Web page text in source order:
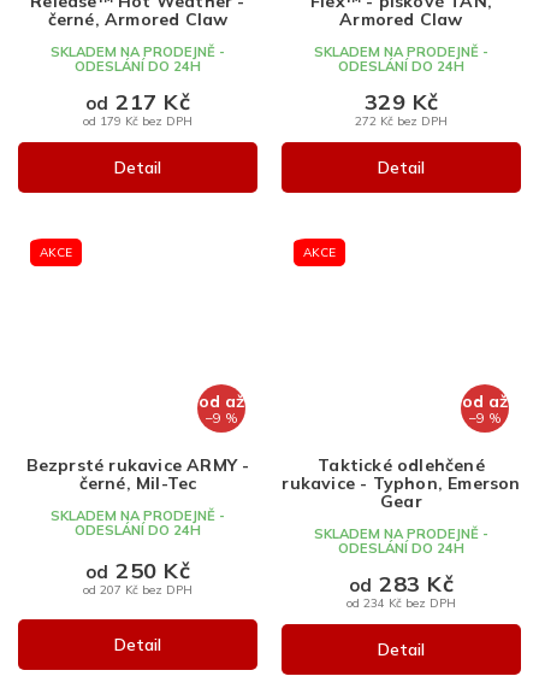
černé, Armored Claw
SKLADEM NA PRODEJNĚ -
ODESLÁNÍ DO 24H
od 179 Kč bez DPH
od 217 Kč
Detail
Armored Claw
SKLADEM NA PRODEJNĚ -
ODESLÁNÍ DO 24H
272 Kč bez DPH
329 Kč
Detail
AKCE
od až
–9 %
Bezprsté rukavice ARMY -
černé, Mil-Tec
SKLADEM NA PRODEJNĚ -
ODESLÁNÍ DO 24H
od 207 Kč bez DPH
od 250 Kč
Detail
AKCE
od až
–9 %
Taktické odlehčené
rukavice - Typhon, Emerson
Gear
SKLADEM NA PRODEJNĚ -
ODESLÁNÍ DO 24H
od 234 Kč bez DPH
od 283 Kč
Detail